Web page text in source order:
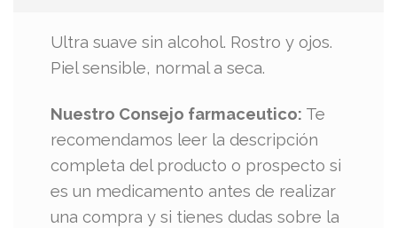
Ultra suave sin alcohol. Rostro y ojos.
Piel sensible, normal a seca.
Nuestro Consejo farmaceutico: Te
recomendamos leer la descripción
completa del producto o prospecto si
es un medicamento antes de realizar
una compra y si tienes dudas sobre la